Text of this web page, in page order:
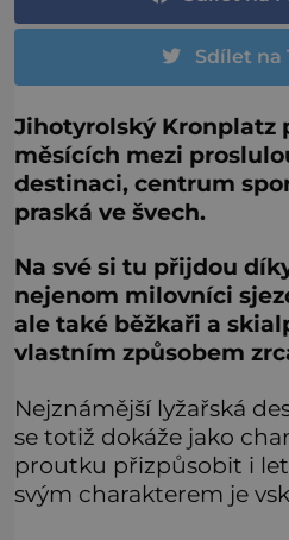
Sdílet
Jihotyrolský Kronplatz
měsících mezi
destinaci, centrum
praská ve švech.
Na své si tu přijdou
nejenom milovníci
ale také běžkaři a
vlastním způsobem
Nejznámější lyžařská
se totiž dokáže jako
proutku přizpůsobit i
svým charakterem je